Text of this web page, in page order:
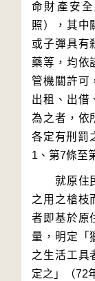
命財產安
照），其中
或子彈具有
藥等，均依
管機關許可
出租、出借
為之者，依
各定有刑罰
就原住民
之用之槍枝
者即基於原
量，明定「
之生活工具
定之」（72